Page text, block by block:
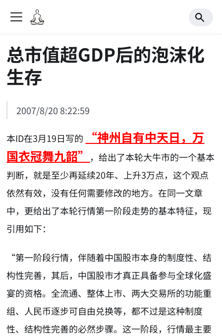
总市值超GDP后的泡沫化
生存
2007/8/20 8:22:59
本ID在3月19日写的
“神州自有中天日，万
国衣冠舞九韶”
，给出了本轮大牛市的一个基本
判断，就是至少再延续20年、上升3万点，这个观点
依然有效，没有任何需要修改的地方。在同一文章
中，更给出了本轮行情第一阶段走势的基本特征，现
引用如下：
“第一阶段行情，伴随着中国股市本身的制度性、结
构性完善，其后，中国股市才真正具备参与全球化盛
宴的资格。全流通、整体上市、两大交易所的功能重
组、人民币逐步可自由兑换等，都不过是这种制度
性、结构性完善的必然步骤。这一阶段，行情最主要